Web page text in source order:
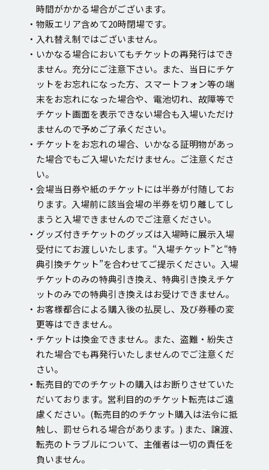
時間がかかる場合がございます。
・物販エリア含めて20時閉場です。
・入れ替え制ではございません。
・いかなる場合においてもチケットの再発行はでき
ません。充分にご注意下さい。また、当日にチケ
ットをお忘れになった方、スマートフォン等の端
末をお忘れになった場合や、電池切れ、故障等で
チケット画面を表示できない場合も入場いただけ
ませんので予めご了承ください。
・チケットをお忘れの場合、いかなる証明物があっ
た場合でもご入場いただけません。ご注意くださ
い。
・会場当日券や紙のチケットには半券が付随してお
ります。入場前に該当会場の半券を切り離してし
まうと入場できませんのでご注意ください。
・グッズ付きチケットのグッズは入場時に展示入場
受付にてお渡しいたします。“入場チケット”と“特
典引換チケット”を合わせてご提示ください。入場
チケットのみの特典引き換え、特典引き換えチケ
ットのみでの特典引き換えはお受けできません。
・お客様都合による購入後の払戻し、及び券種の変
更等はできません。
・チケットは換金できません。また、盗難・紛失さ
れた場合でも再発行いたしませんのでご注意くだ
さい。
・転売目的でのチケットの購入はお断りさせていた
だいております。営利目的のチケット転売はご遠
慮ください。(転売目的のチケット購入は法令に抵
触し、罰せられる場合があります。) また、譲渡、
転売のトラブルについて、主催者は一切の責任を
負いません。